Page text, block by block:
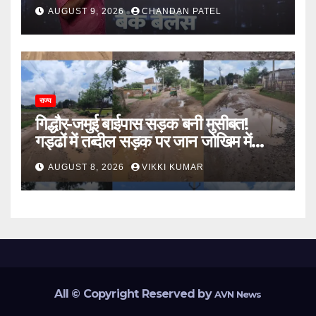
AUGUST 9, 2026 CHANDAN PATEL
राज्य
गिद्धौर-जमुई बाईपास सड़क बनी मुसीबत!
गड्ढों में तब्दील सड़क पर जान जोखिम में
डालकर सफर कर रहे ग्रामीण
AUGUST 8, 2026 VIKKI KUMAR
All © Copyright Reserved byAVN News